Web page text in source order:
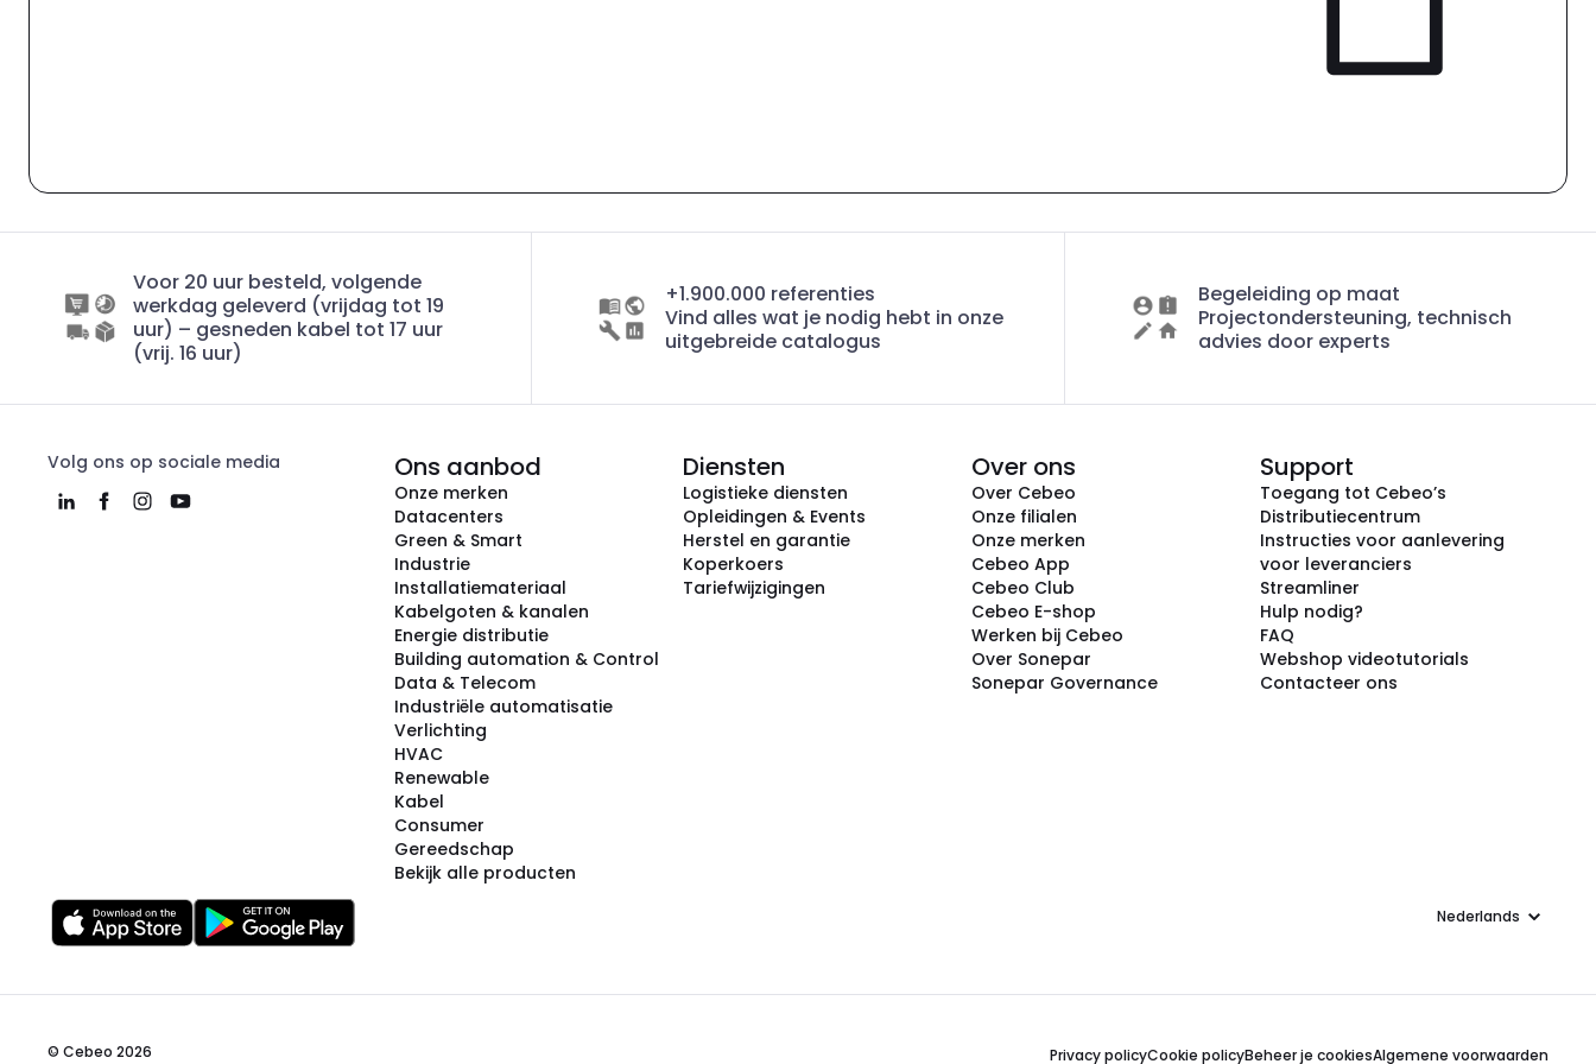
Voor 20 uur besteld, volgende
werkdag geleverd (vrijdag tot 19
uur) – gesneden kabel tot 17 uur
(vrij. 16 uur)
+1.900.000 referenties
Vind alles wat je nodig hebt in onze
uitgebreide catalogus
Begeleiding op maat
Projectondersteuning, technisch
advies door experts
Volg ons op sociale media Ons aanbod
Onze merken
Datacenters
Green & Smart
Industrie
Installatiemateriaal
Kabelgoten & kanalen
Energie distributie
Building automation & Control
Data & Telecom
Industriële automatisatie
Verlichting
HVAC
Renewable
Kabel
Consumer
Gereedschap
Bekijk alle producten
Diensten
Logistieke diensten
Opleidingen & Events
Herstel en garantie
Koperkoers
Tariefwijzigingen
Over ons
Over Cebeo
Onze filialen
Onze merken
Cebeo App
Cebeo Club
Cebeo E-shop
Werken bij Cebeo
Over Sonepar
Sonepar Governance
Support
Toegang tot Cebeo’s
Distributiecentrum
Instructies voor aanlevering
voor leveranciers
Streamliner
Hulp nodig?
FAQ
Webshop videotutorials
Contacteer ons
Taal
© Cebeo 2026 Privacy policyCookie policyBeheer je cookiesAlgemene voorwaarden